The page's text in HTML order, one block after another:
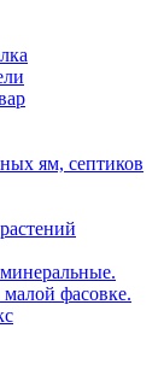
ям, септиков
фасовке.